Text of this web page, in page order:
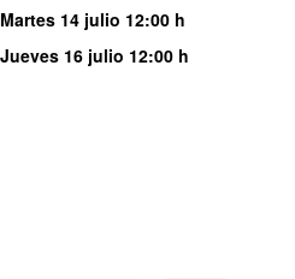
Martes 14 julio 12:00 h
Jueves 16 julio 12:00 h